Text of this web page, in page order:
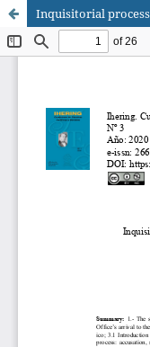
Inquisitorial process